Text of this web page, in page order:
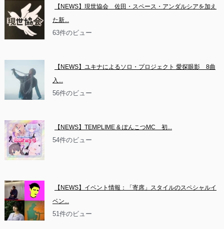
【NEWS】現世協会　佐田・スペース・アンダルシアを加え
た新...
63件のビュー
【NEWS】ユキナによるソロ・プロジェクト 愛探眼影　8曲
入...
56件のビュー
【NEWS】TEMPLIME & ぽんこつMC　初...
54件のビュー
【NEWS】イベント情報：「寄席」スタイルのスペシャルイ
ベン...
51件のビュー